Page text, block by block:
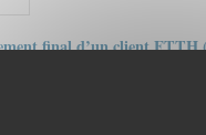
final d’un client FTTH